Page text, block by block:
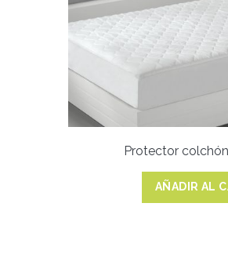
Protector
AÑADIR AL